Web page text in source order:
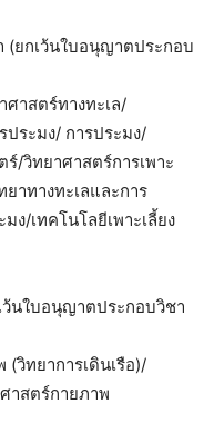
(ยกเว้นใบอนุญาตประกอบ
ศาสตร์ทางทะเล/
ประมง/ การประมง/
/วิทยาศาสตร์การเพาะ
ยาทางทะเลและการ
ง/เทคโนโลยีเพาะเลี้ยง
ว้นใบอนุญาตประกอบวิชา
(วิทยาการเดินเรือ)/
าสตร์กายภาพ